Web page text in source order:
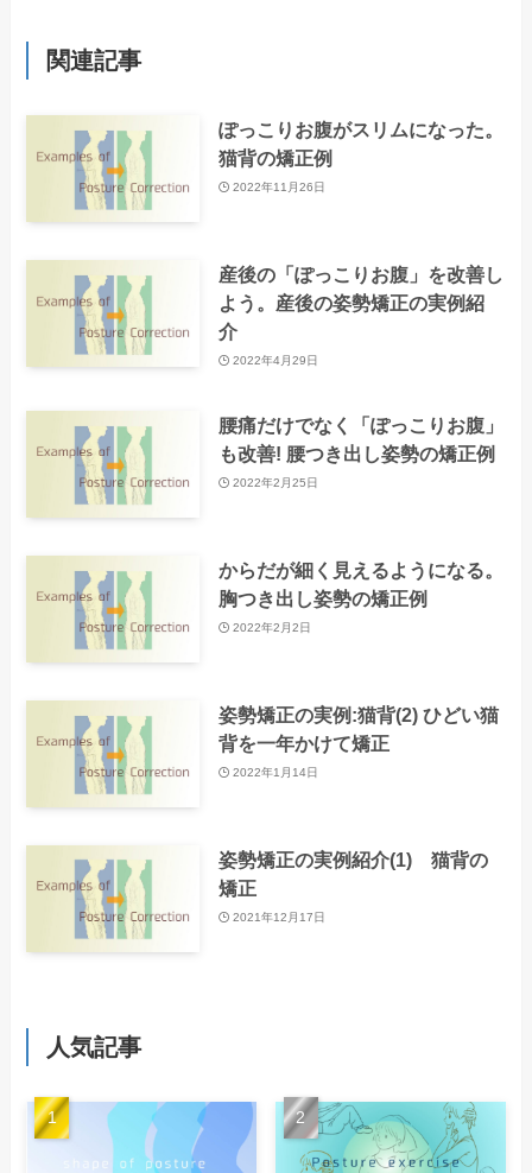
関連記事
ぽっこりお腹がスリムになった。
猫背の矯正例
2022年11月26日
産後の「ぽっこりお腹」を改善し
よう。産後の姿勢矯正の実例紹
介
2022年4月29日
腰痛だけでなく「ぽっこりお腹」
も改善! 腰つき出し姿勢の矯正例
2022年2月25日
からだが細く見えるようになる。
胸つき出し姿勢の矯正例
2022年2月2日
姿勢矯正の実例:猫背(2) ひどい猫
背を一年かけて矯正
2022年1月14日
姿勢矯正の実例紹介(1) 猫背の
矯正
2021年12月17日
人気記事